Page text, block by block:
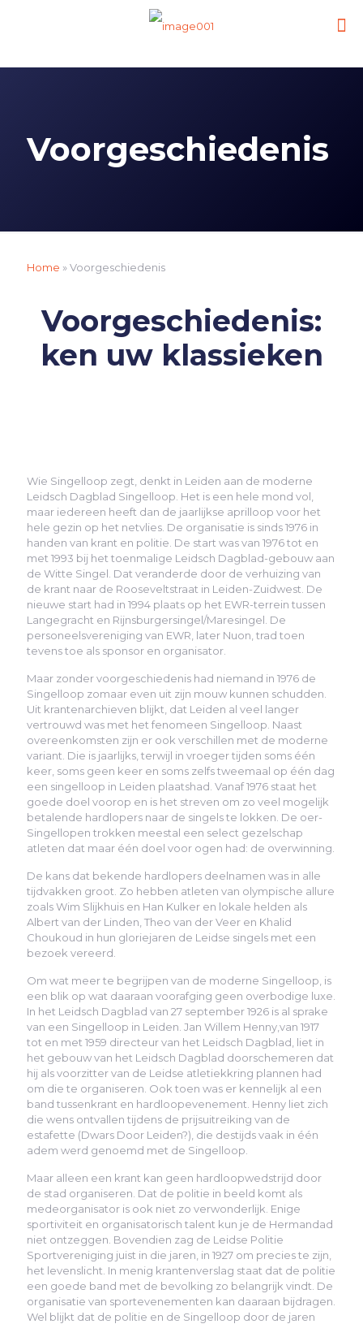
Voorgeschiedenis
Home »Voorgeschiedenis
Voorgeschiedenis:
ken uw klassieken
Wie Singelloop zegt, denkt in Leiden aan de moderne
Leidsch Dagblad Singelloop. Het is een hele mond vol,
maar iedereen heeft dan de jaarlijkse aprilloop voor het
hele gezin op het netvlies. De organisatie is sinds 1976 in
handen van krant en politie. De start was van 1976 tot en
met 1993 bij het toenmalige Leidsch Dagblad-gebouw aan
de Witte Singel. Dat veranderde door de verhuizing van
de krant naar de Rooseveltstraat in Leiden-Zuidwest. De
nieuwe start had in 1994 plaats op het EWR-terrein tussen
Langegracht en Rijnsburgersingel/Maresingel. De
personeelsvereniging van EWR, later Nuon, trad toen
tevens toe als sponsor en organisator.
Maar zonder voorgeschiedenis had niemand in 1976 de
Singelloop zomaar even uit zijn mouw kunnen schudden.
Uit krantenarchieven blijkt, dat Leiden al veel langer
vertrouwd was met het fenomeen Singelloop. Naast
overeenkomsten zijn er ook verschillen met de moderne
variant. Die is jaarlijks, terwijl in vroeger tijden soms één
keer, soms geen keer en soms zelfs tweemaal op één dag
een singelloop in Leiden plaatshad. Vanaf 1976 staat het
goede doel voorop en is het streven om zo veel mogelijk
betalende hardlopers naar de singels te lokken. De oer-
Singellopen trokken meestal een select gezelschap
atleten dat maar één doel voor ogen had: de overwinning.
De kans dat bekende hardlopers deelnamen was in alle
tijdvakken groot. Zo hebben atleten van olympische allure
zoals Wim Slijkhuis en Han Kulker en lokale helden als
Albert van der Linden, Theo van der Veer en Khalid
Choukoud in hun gloriejaren de Leidse singels met een
bezoek vereerd.
Om wat meer te begrijpen van de moderne Singelloop, is
een blik op wat daaraan voorafging geen overbodige luxe.
In het Leidsch Dagblad van 27 september 1926 is al sprake
van een Singelloop in Leiden. Jan Willem Henny,van 1917
tot en met 1959 directeur van het Leidsch Dagblad, liet in
het gebouw van het Leidsch Dagblad doorschemeren dat
hij als voorzitter van de Leidse atletiekkring plannen had
om die te organiseren. Ook toen was er kennelijk al een
band tussenkrant en hardloopevenement. Henny liet zich
die wens ontvallen tijdens de prijsuitreiking van de
estafette (Dwars Door Leiden?), die destijds vaak in één
adem werd genoemd met de Singelloop.
Maar alleen een krant kan geen hardloopwedstrijd door
de stad organiseren. Dat de politie in beeld komt als
medeorganisator is ook niet zo verwonderlijk. Enige
sportiviteit en organisatorisch talent kun je de Hermandad
niet ontzeggen. Bovendien zag de Leidse Politie
Sportvereniging juist in die jaren, in 1927 om precies te zijn,
het levenslicht. In menig krantenverslag staat dat de politie
een goede band met de bevolking zo belangrijk vindt. De
organisatie van sportevenementen kan daaraan bijdragen.
Wel blijkt dat de politie en de Singelloop door de jaren